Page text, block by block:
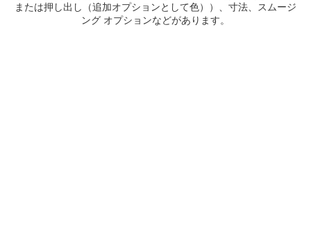
または押し出し（追加オプションとして色））、寸法、スムージ
ング オプションなどがあります。